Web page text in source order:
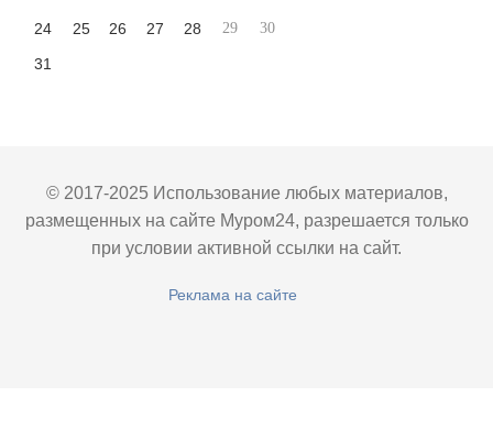
24 25 26 27 28 29 30
31
© 2017-2025 Использование любых материалов,
размещенных на сайте Муром24, разрешается только
при условии активной ссылки на сайт.
Реклама на сайте